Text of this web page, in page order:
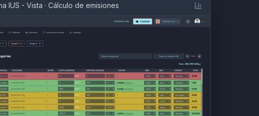
IUS - Vista · Cálculo de emisiones